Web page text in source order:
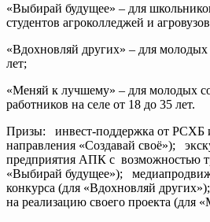
«Выбирай будущее» – для
студентов агроколледжей и
«Вдохновляй других» – для молодых
лет;
«Меняй к лучшему» – для молодых
работников на селе от 18 до 35 лет.
Призы: инвест-поддержка от РСХБ
направления «Создавай своё»);
предприятия АПК с возможностью
«Выбирай будущее»);
конкурса (для «Вдохновляй
на реализацию своего проекта (для